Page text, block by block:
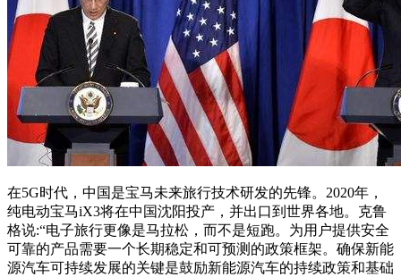
在5G时代，中国是宝马未来旅行技术研发的先锋。2020年，
纯电动宝马iX3将在中国沈阳投产，并出口到世界各地。克鲁
格说:“电子旅行更像是马拉松，而不是短跑。为用户提供安全
可靠的产品需要一个长期稳定和可预测的政策框架。确保新能
源汽车可持续发展的关键是鼓励新能源汽车的持续政策和基础